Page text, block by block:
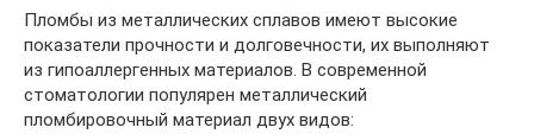
Пломбы из металлических сплавов имеют высокие
показатели прочности и долговечности, их выполняют
из гипоаллергенных материалов. В современной
стоматологии популярен металлический
пломбировочный материал двух видов: